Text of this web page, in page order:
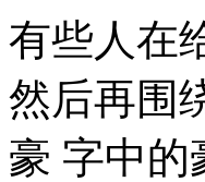
有些人在
然后再围
豪 字中的